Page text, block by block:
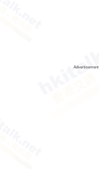
Advertisement